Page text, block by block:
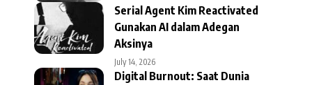
Serial Agent Kim Reactivated
Gunakan AI dalam Adegan
Aksinya
July 14, 2026
Digital Burnout: Saat Dunia